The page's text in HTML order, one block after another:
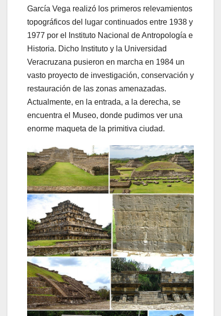
García Vega realizó los primeros relevamientos
topográficos del lugar continuados entre 1938 y
1977 por el Instituto Nacional de Antropología e
Historia. Dicho Instituto y la Universidad
Veracruzana pusieron en marcha en 1984 un
vasto proyecto de investigación, conservación y
restauración de las zonas amenazadas.
Actualmente, en la entrada, a la derecha, se
encuentra el Museo, donde pudimos ver una
enorme maqueta de la primitiva ciudad.